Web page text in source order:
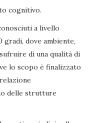
cognitivo.
a livello
dove ambiente,
di una qualità di
lo scopo è finalizzato
delle strutture